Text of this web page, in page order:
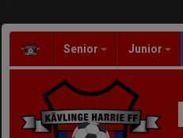
Senior Junior